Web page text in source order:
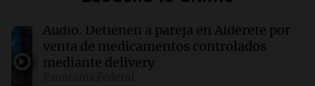
15:29 Desde el podio
Ford reveló el nombre y el precio de su nueva
pickup eléctrica
Audio. Detienen a pareja en Alderete por
venta de medicamentos controlados
mediante delivery